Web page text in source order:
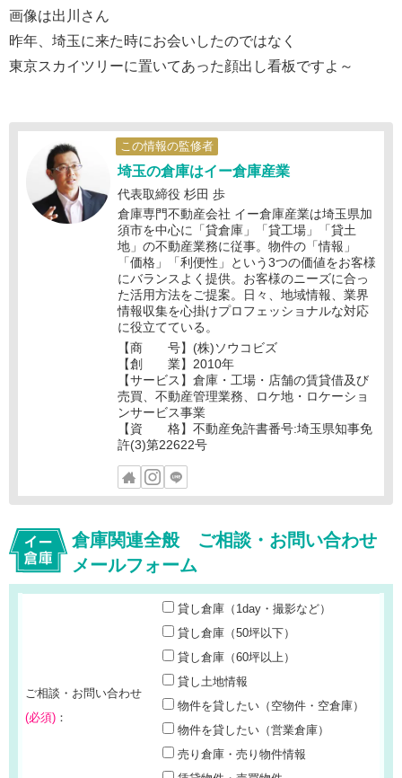
画像は出川さん
昨年、埼玉に来た時にお会いしたのではなく
東京スカイツリーに置いてあった顔出し看板ですよ～
この情報の監修者
埼玉の倉庫はイー倉庫産業
代表取締役 杉田 歩
倉庫専門不動産会社 イー倉庫産業は埼玉県加
須市を中心に「貸倉庫」「貸工場」「貸土
地」の不動産業務に従事。物件の「情報」
「価格」「利便性」という3つの価値をお客様
にバランスよく提供。お客様のニーズに合っ
た活用方法をご提案。日々、地域情報、業界
情報収集を心掛けプロフェッショナルな対応
に役立てている。
【商 号】(株)ソウコビズ
【創 業】2010年
【サービス】倉庫・工場・店舗の賃貸借及び
売買、不動産管理業務、ロケ地・ロケーショ
ンサービス事業
【資 格】不動産免許書番号:埼玉県知事免
許(3)第22622号
倉庫関連全般 ご相談・お問い合わせ
メールフォーム
ご相談・お問い合わせ
(必須) ：
貸し倉庫（1day・撮影など）
貸し倉庫（50坪以下）
貸し倉庫（60坪以上）
貸し土地情報
物件を貸したい（空物件・空倉庫）
物件を貸したい（営業倉庫）
売り倉庫・売り物件情報